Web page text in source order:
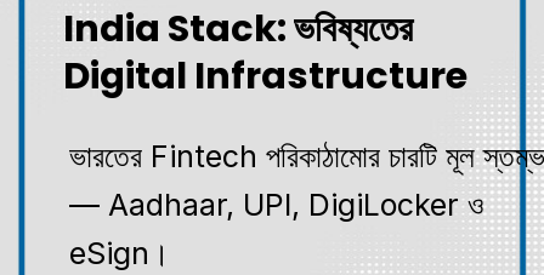
India Stack: ভবিষ্যতের
Digital Infrastructure
ভারতের Fintech পরিকাঠামোর চারটি মূল স্তম্ভ
— Aadhaar, UPI, DigiLocker ও
eSign।